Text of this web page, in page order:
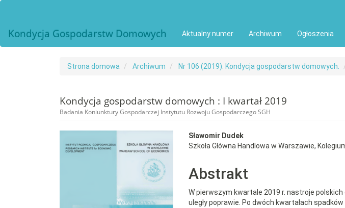
Kondycja Gospodarstw Domowych Aktualny numer Archiwum Ogłoszenia
Strona domowa Archiwum Nr 106 (2019): Kondycja gospodarstw domowych.
Kondycja gospodarstw domowych : I kwartał 2019
Badania Koniunktury Gospodarczej Instytutu Rozwoju Gospodarczego SGH
Sławomir Dudek
Szkoła Główna Handlowa w Warszawie,
Abstrakt
W pierwszym kwartale 2019 r. nastroje
uległy poprawie. Po dwóch kwartałach spadków